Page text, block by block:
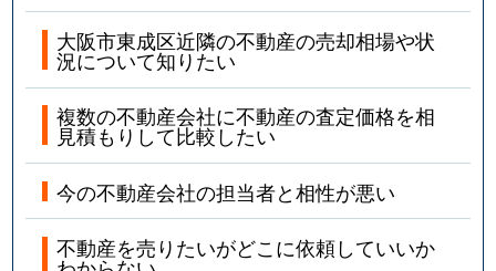
大阪市東成区近隣の不動産の売却相場や状
況について知りたい
複数の不動産会社に不動産の査定価格を相
見積もりして比較したい
今の不動産会社の担当者と相性が悪い
不動産を売りたいがどこに依頼していいか